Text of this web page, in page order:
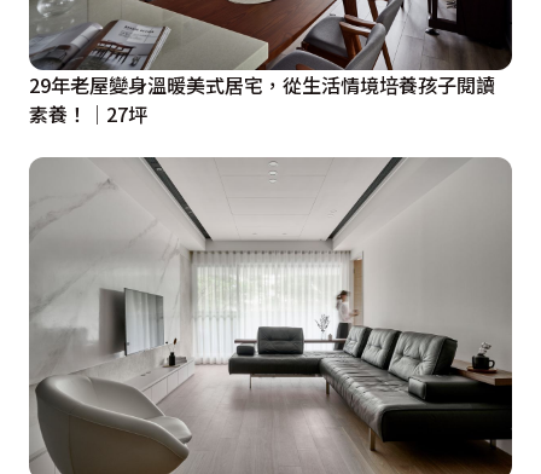
29年老屋變身溫暖美式居宅，從生活情境培養孩子閱讀
素養！│27坪